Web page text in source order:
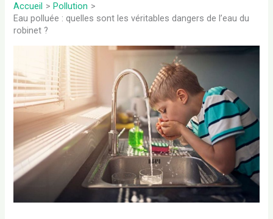
Accueil
Pollution
Eau polluée : quelles sont les véritables dangers de l’eau du
robinet ?